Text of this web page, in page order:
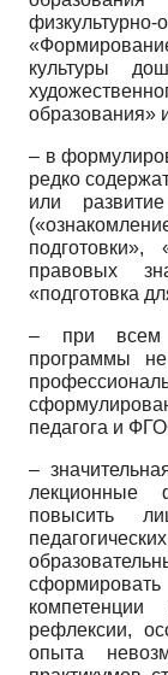
культуры
образования»
– в
редко
или
правовых
«подготовка
– при всем
программы
педагога и
–
лекционные
повысить
рефлексии,
опыта